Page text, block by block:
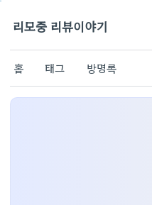
리모중 리뷰이야기
홈 태그 방명록